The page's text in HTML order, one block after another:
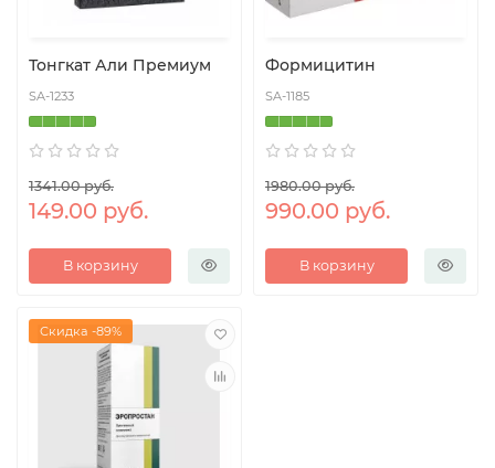
Тонгкат Али Премиум
SA-1233
1341.00 руб.
149.00 руб.
В корзину
Формицитин
SA-1185
1980.00 руб.
990.00 руб.
В корзину
Скидка -89%